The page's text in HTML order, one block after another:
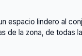
espacio lindero al
de la zona, de todas